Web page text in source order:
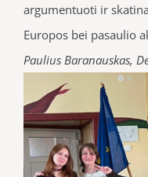
argumentuoti ir
Europos bei pasaulio
Paulius Baranauskas,